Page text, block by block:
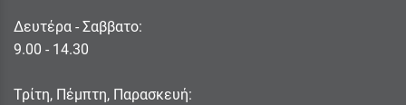
Δευτέρα - Σαββατο:
9.00 - 14.30
Τρίτη, Πέμπτη, Παρασκευή: